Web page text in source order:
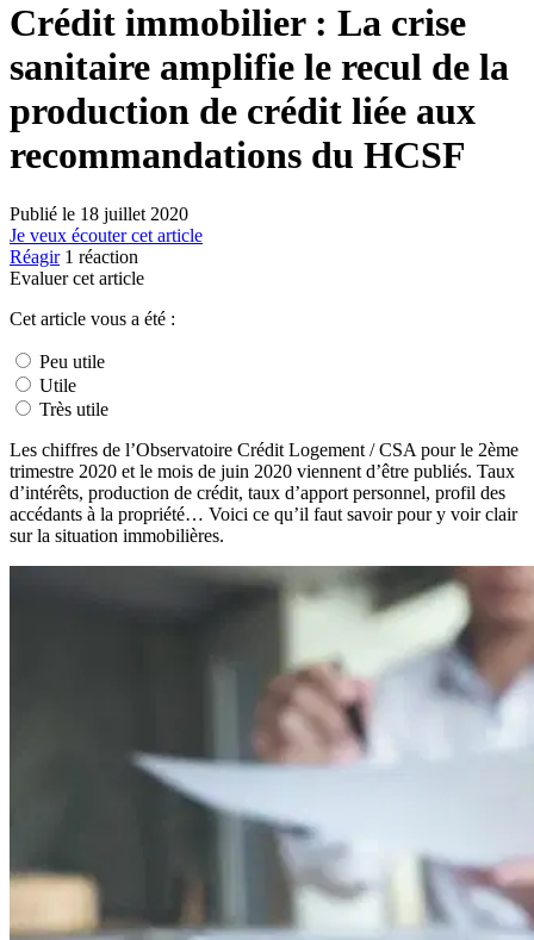
Crédit immobilier : La crise
sanitaire amplifie le recul de la
production de crédit liée aux
recommandations du HCSF
Publié le 18 juillet 2020
Je veux écouter cet article
Réagir 1 réaction
Evaluer cet article
Cet article vous a été :
Peu utile
Utile
Très utile
Les chiffres de l’Observatoire Crédit Logement / CSA pour le 2ème
trimestre 2020 et le mois de juin 2020 viennent d’être publiés. Taux
d’intérêts, production de crédit, taux d’apport personnel, profil des
accédants à la propriété… Voici ce qu’il faut savoir pour y voir clair
sur la situation immobilières.